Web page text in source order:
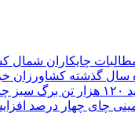
سال گذشته کشاورزان
چای چهار درصد